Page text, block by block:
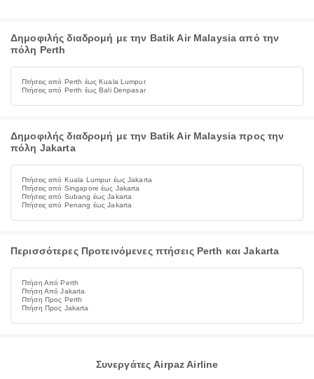
Δημοφιλής διαδρομή με την Batik Air Malaysia από την
πόλη Perth
Πτήσεις από Perth έως Kuala Lumpur
Πτήσεις από Perth έως Bali Denpasar
Δημοφιλής διαδρομή με την Batik Air Malaysia προς την
πόλη Jakarta
Πτήσεις από Kuala Lumpur έως Jakarta
Πτήσεις από Singapore έως Jakarta
Πτήσεις από Subang έως Jakarta
Πτήσεις από Penang έως Jakarta
Περισσότερες Προτεινόμενες πτήσεις Perth και Jakarta
Πτήση Από Perth
Πτήση Από Jakarta
Πτήση Προς Perth
Πτήση Προς Jakarta
Συνεργάτες Airpaz Airline